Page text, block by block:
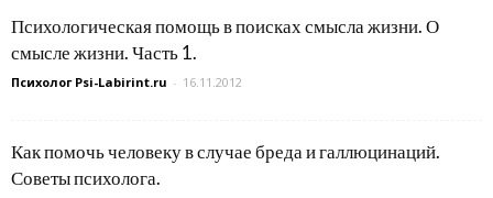
Психологическая помощь в поисках смысла жизни. О
смысле жизни. Часть 1.
Психолог Psi-Labirint.ru - 16.11.2012
Как помочь человеку в случае бреда и галлюцинаций.
Советы психолога.